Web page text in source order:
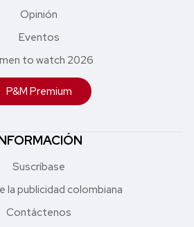
Opinión
Eventos
to watch 2026
P&M Premium
Suscríbase
la publicidad colombiana
Contáctenos